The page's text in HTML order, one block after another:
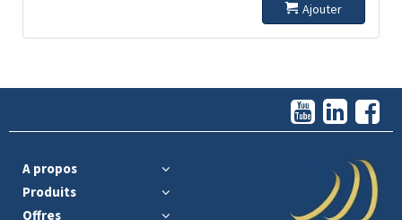
Ajouter
A propos
Produits
Offres